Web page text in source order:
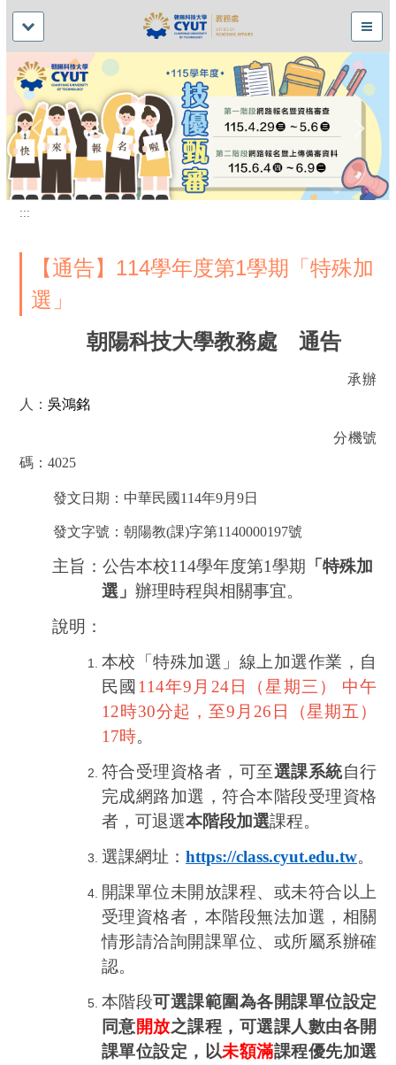
:::
【通告】114學年度第1學期「特殊加
選」
朝陽科技大學教務處 通告
承辦
人： 吳鴻銘
分機號
碼： 4025
發文日期：中華民國 114年9月 9日
發文字號：朝陽教(課)字第1140000197號
主旨：公告本校114學年度第1學期 「特殊加
選」 辦理時程與相關事宜。
說明：
本校「特殊加選」線上加選作業，自
民國 114年9 月 24日（星期三）
中午
12時30分起，至9 月 26 日（星期五）
17時。
符合受理資格者，可至選課系統自行
完成網路加選，符合本階段受理資格
者，可退選本階段加選課程。
選課網址： https://class.cyut.edu.tw。
開課單位未開放課程、或未符合以上
受理資格者，本階段無法加選，相關
情形請洽詢開課單位、或所屬系辦確
認。
本階段可選課範圍為各開課單位設定
同意開放之課程，可選課人數由各開
課單位設定，以未額滿課程優先加選